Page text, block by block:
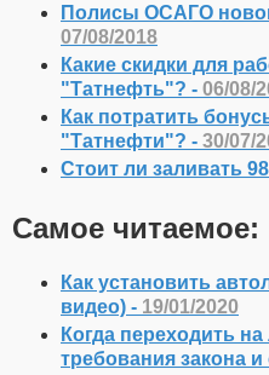
Полисы ОСАГО
07/08/2018
Какие скидки для
"Татнефть"? - 06/08/
Как потратить
"Татнефти"? - 30/07/
Стоит ли заливать
Самое читаемое:
Как установить
видео) - 19/01/2020
Когда переходить
требования закона